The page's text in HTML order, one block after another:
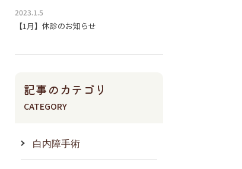
2023.1.5
【1月】休診のお知らせ
記事のカテゴリ
CATEGORY
白内障手術